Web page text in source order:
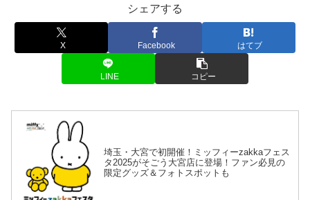
シェアする
X Facebook はてブ
LINE コピー
埼玉・大宮で初開催！ミッフィーzakkaフェス
タ2025がそごう大宮店に登場！ファン必見の
限定グッズ＆フォトスポットも